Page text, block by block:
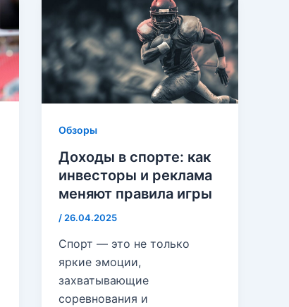
Обзоры
Доходы в спорте: как
инвесторы и реклама
меняют правила игры
/ 26.04.2025
Спорт — это не только
яркие эмоции,
захватывающие
соревнования и